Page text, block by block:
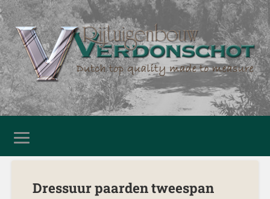
Dressuur paarden tweespan